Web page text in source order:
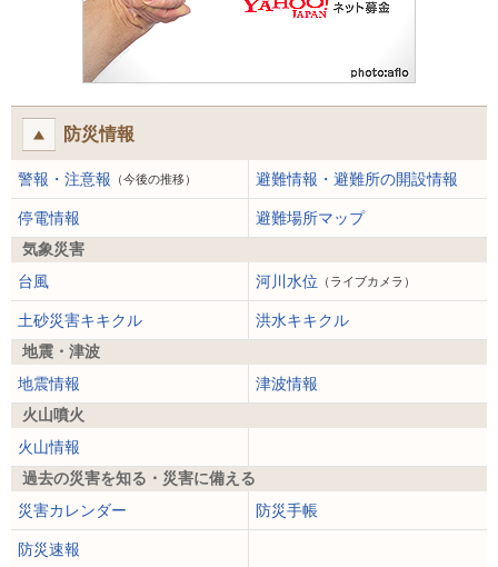
防災情報
警報・注意報 （今後の推移） 避難情報・避難所の開設情報
停電情報
避難場所マップ
気象災害
台風
河川水位 （ライブカメラ）
土砂災害キキクル
洪水キキクル
地震・津波
地震情報
津波情報
火山噴火
火山情報
過去の災害を知る・災害に備える
災害カレンダー
防災手帳
防災速報